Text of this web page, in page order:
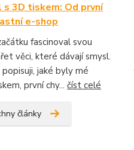
s 3D tiskem: Od první
e-shop
fascinoval svou
věci, které dávají smysl.
jaké byly mé
první chy... číst celé
články